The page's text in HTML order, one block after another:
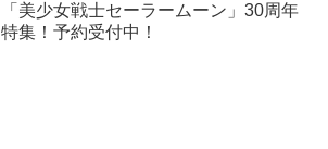
「美少女戦士セーラームーン」30周年
特集！予約受付中！